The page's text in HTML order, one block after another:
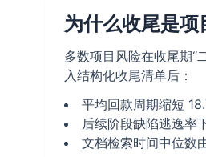
为什么收尾是
多数项目风险在收尾期
入结构化收尾清单后：
平均回款周期缩短
后续阶段缺陷逃逸率
文档检索时间中位数